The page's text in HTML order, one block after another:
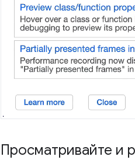
Просматривайте и